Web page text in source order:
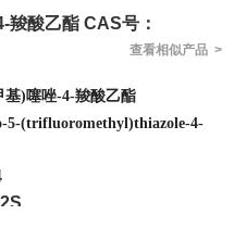
羧酸乙酯 CAS号：
查看相似产品 >
基)噻唑-4-羧酸乙酯
5-(trifluoromethyl)thiazole-4-